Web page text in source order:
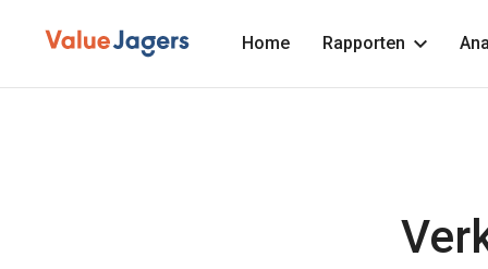
Home Rapporten